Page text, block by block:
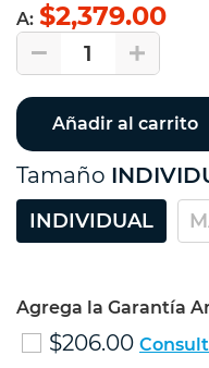
A: $2,379.00
1
Añadir al carrito
Tamaño
INDIVIDUAL
Agrega la Garantía
$206.00